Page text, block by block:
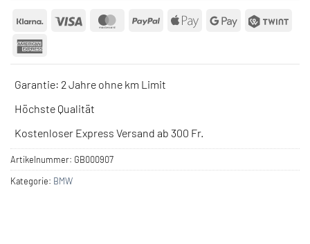
Klarna Visa MasterCardPayPal Apple
Google
Express
Garantie: 2 Jahre ohne km Limit
Höchste Qualität
Kostenloser Express Versand ab 300 Fr.
Artikelnummer: GB000907
Kategorie: BMW